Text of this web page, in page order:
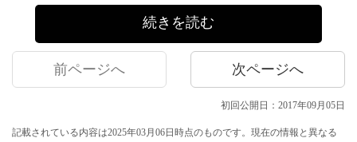
続きを読む
前ページへ 次ページへ
初回公開日：2017年09月05日
記載されている内容は2025年03月06日時点のものです。現在の情報と異なる